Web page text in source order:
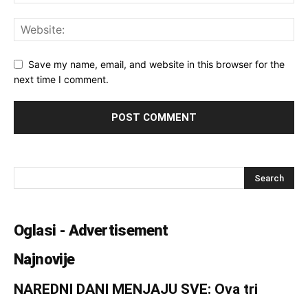
Save my name, email, and website in this browser for the
next time I comment.
Oglasi - Advertisement
Najnovije
NAREDNI DANI MENJAJU SVE: Ova tri